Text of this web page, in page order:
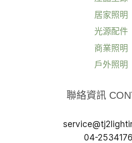
居家照明
光源配件
商業照明
戶外照明
聯絡資訊
04-